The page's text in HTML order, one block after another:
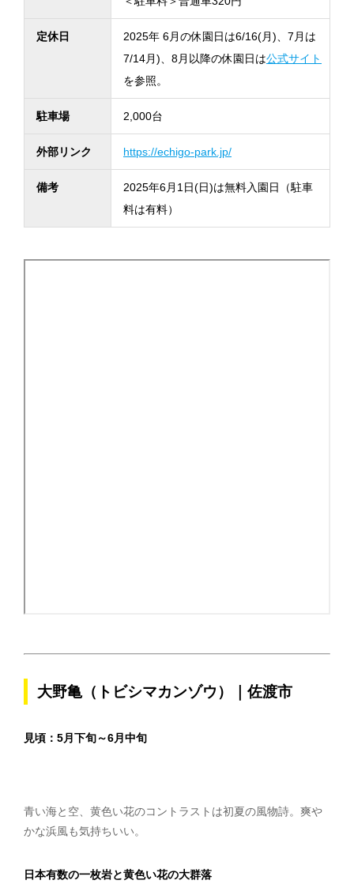
定休日
2025年 6月の休園日は6/16(月)、7月は
7/14月)、8月以降の休園日は公式サイト
を参照。
駐車場 2,000台
外部リンク https://echigo-park.jp/
備考
2025年6月1日(日)は無料入園日（駐車
料は有料）
大野亀（トビシマカンゾウ）｜佐渡市
見頃： 5月下旬～6月中旬
青い海と空、黄色い花のコントラストは初夏の風物詩。爽や
かな浜風も気持ちいい。
日本有数の一枚岩と黄色い花の大群落